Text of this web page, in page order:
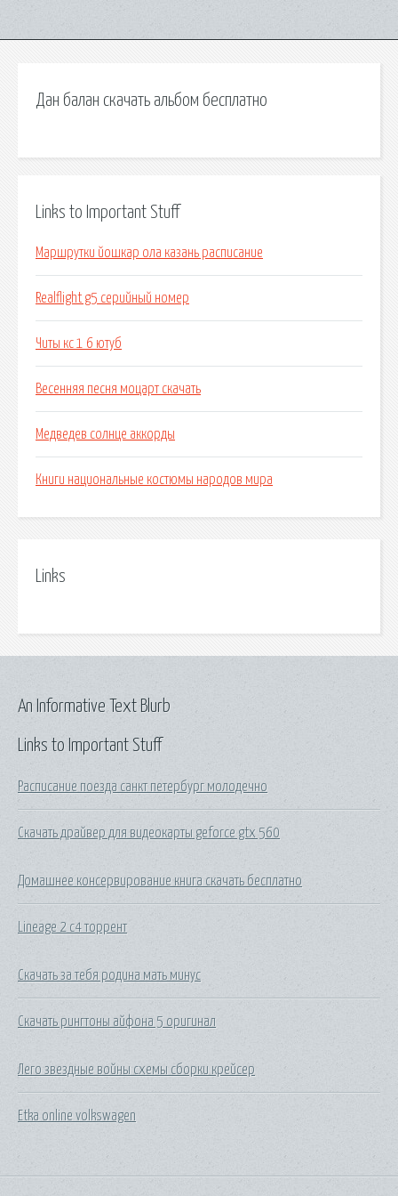
Дан балан скачать альбом бесплатно
Links to Important Stuff
Маршрутки йошкар ола казань расписание
Realflight g5 серийный номер
Читы кс 1 6 ютуб
Весенняя песня моцарт скачать
Медведев солнце аккорды
Книги национальные костюмы народов мира
Links
Links to Important Stuff
Расписание поезда санкт петербург молодечно
Скачать драйвер для видеокарты geforce gtx 560
Домашнее консервирование книга скачать бесплатно
Lineage 2 c4 торрент
Скачать за тебя родина мать минус
Скачать рингтоны айфона 5 оригинал
Лего звездные войны схемы сборки крейсер
Etka online volkswagen
An Informative Text Blurb